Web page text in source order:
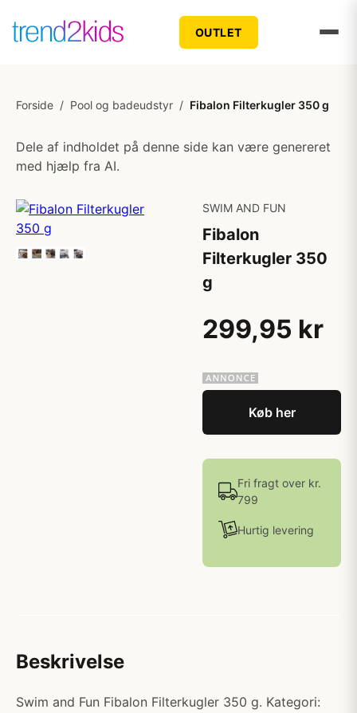
OUTLET
Forside / Pool og badeudstyr / Fibalon Filterkugler 350 g
Dele af indholdet på denne side kan være genereret
med hjælp fra AI.
SWIM AND FUN
Fibalon
Filterkugler 350
g
299,95 kr
Køb her
Fri fragt over kr.
799
Hurtig levering
Beskrivelse
Swim and Fun Fibalon Filterkugler 350 g. Kategori: